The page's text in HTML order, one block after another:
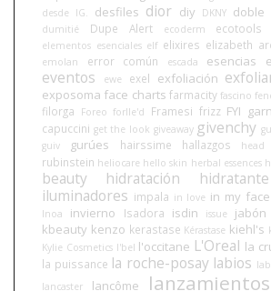
desde IG. desfiles dior diy DKNY doble
dumitié Dupe Alert ecoderm ecotools
elementos esenciales elf elixires elizabeth
emolan error común escada esencias
eventos ewe exel exfoliación
exposoma face charts farmacity fascino
filorga
Foreo forlle'd Framesi frizz FYI
capuccini get the look giveaway givenchy
guiv gurúes hairssime hallazgos
rubinstein heliocare hello skin herbal essences
beauty
hidratación hidratante
iluminadores impala in love in my face
Inoa invierno Isadora isdin issue
kbeauty kenzo kerastase Kérastase kiehl's
Kylie Cosmetics l'bel l'occitane L'Oreal la
la puissance la roche-posay labios
lancaster lancôme lanzamientos